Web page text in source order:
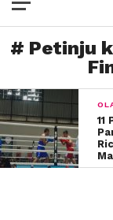
# Petinju
11